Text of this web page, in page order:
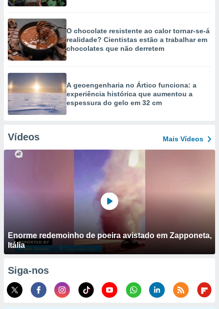
O chocolate resistente ao calor tornar-se-á
realidade? Cientistas estão a trabalhar em
chocolates que não derretem
A geoengenharia no Ártico funciona: a
experiência histórica que aumentou a
espessura do gelo em 32 cm
Vídeos Mais Vídeos
Enorme redemoinho de poeira avistado em Zapponeta,
Itália
Siga-nos